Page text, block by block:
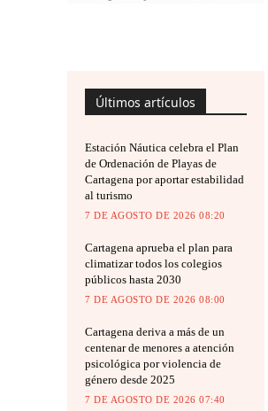
Últimos artículos
Estación Náutica celebra el Plan
de Ordenación de Playas de
Cartagena por aportar estabilidad
al turismo
7 DE AGOSTO DE 2026 08:20
Cartagena aprueba el plan para
climatizar todos los colegios
públicos hasta 2030
7 DE AGOSTO DE 2026 08:00
Cartagena deriva a más de un
centenar de menores a atención
psicológica por violencia de
género desde 2025
7 DE AGOSTO DE 2026 07:40